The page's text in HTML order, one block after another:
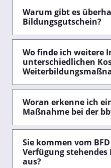
Warum gibt es
Bildungsgutschein?
Wo finde ich weitere
unterschiedlichen
Woran erkenne ich
Maßnahme bei der
Sie kommen vom
Verfügung
aus?